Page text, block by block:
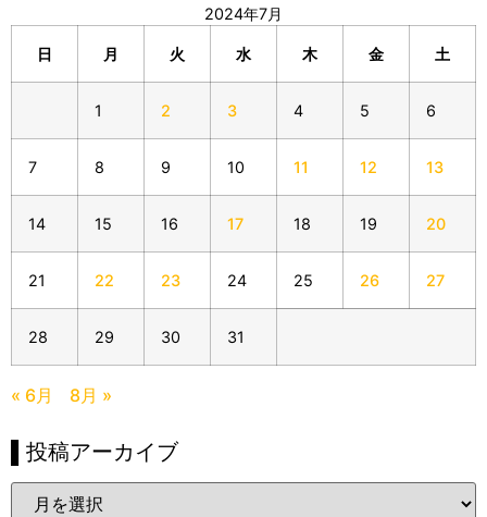
2024年7月
日 月 火 水 木 金 土
1 2 3 4 5 6
7 8 9 10 11 12 13
14 15 16 17 18 19 20
21 22 23 24 25 26 27
28 29 30 31
« 6月 8月 »
▌投稿アーカイブ